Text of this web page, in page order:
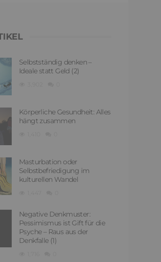
Selbstständig denken –
Ideale statt Geld (2)
Körperliche Gesundheit: Alles
hängt zusammen
Masturbation oder
Selbstbefriedigung im
kulturellen Wandel
Negative Denkmuster:
Pessimismus ist Gift für die
Psyche – Raus aus der
Denkfalle (1)